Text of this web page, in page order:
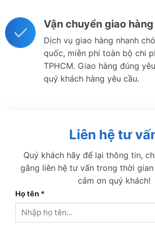
Vận chuyển giao
Dịch vụ giao hàng nhanh
quốc, miễn phí toàn bộ chi
TPHCM. Giao hàng đúng
quý khách hàng yêu cầu.
Liên hệ tư
Quý khách hãy để lại thông tin,
gắng liên hệ tư vấn trong thời gian
cảm ơn quý khách!
Họ tên *